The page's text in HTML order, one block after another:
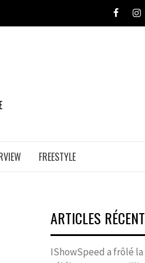
Facebook
FREESTYLE
ARTICLES
IShowSpeed a frôlé